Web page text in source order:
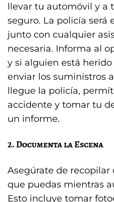
llevar tu automóvil y a
seguro. La policía será
junto con cualquier
necesaria. Informa al
y si alguien está
enviar los suministros
llegue la policía,
accidente y tomar tu
un informe.
2. Documenta la Escena
Asegúrate de
que puedas mientras
Esto incluye tomar